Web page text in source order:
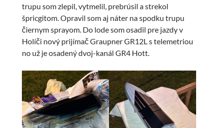
trupu som zlepil, vytmelil, prebrúsil a strekol
špricgitom. Opravil som aj náter na spodku trupu
čiernym sprayom. Do lode som osadil pre jazdy v
Holíči nový prijímač Graupner GR12L s telemetriou
no už je osadený dvoj-kanál GR4 Hott.